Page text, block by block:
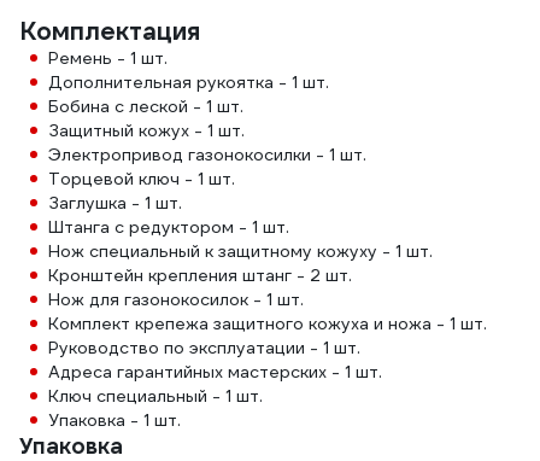
Комплектация
Ремень - 1 шт.
Дополнительная рукоятка - 1 шт.
Бобина с леской - 1 шт.
Защитный кожух - 1 шт.
Электропривод газонокосилки - 1 шт.
Торцевой ключ - 1 шт.
Заглушка - 1 шт.
Штанга с редуктором - 1 шт.
Нож специальный к защитному кожуху - 1 шт.
Кронштейн крепления штанг - 2 шт.
Нож для газонокосилок - 1 шт.
Комплект крепежа защитного кожуха и ножа - 1 шт.
Руководство по эксплуатации - 1 шт.
Адреса гарантийных мастерских - 1 шт.
Ключ специальный - 1 шт.
Упаковка - 1 шт.
Упаковка